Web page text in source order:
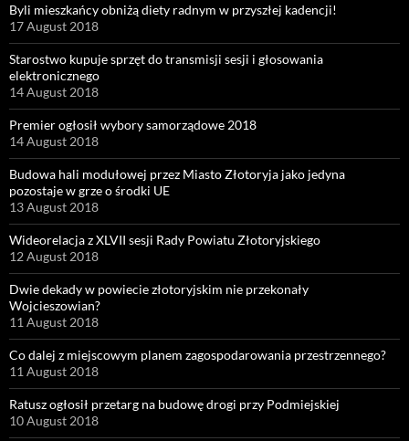
Byli mieszkańcy obniżą diety radnym w przyszłej kadencji!
17 August 2018
Starostwo kupuje sprzęt do transmisji sesji i głosowania
elektronicznego
14 August 2018
Premier ogłosił wybory samorządowe 2018
14 August 2018
Budowa hali modułowej przez Miasto Złotoryja jako jedyna
pozostaje w grze o środki UE
13 August 2018
Wideorelacja z XLVII sesji Rady Powiatu Złotoryjskiego
12 August 2018
Dwie dekady w powiecie złotoryjskim nie przekonały
Wojcieszowian?
11 August 2018
Co dalej z miejscowym planem zagospodarowania przestrzennego?
11 August 2018
Ratusz ogłosił przetarg na budowę drogi przy Podmiejskiej
10 August 2018